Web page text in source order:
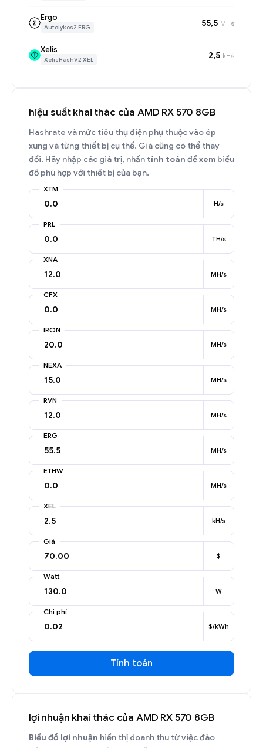
Ergo
Autolykos2 ERG 55,5 MH/s
Xelis
XelisHashV2 XEL 2,5 kH/s
hiệu suất khai thác của AMD RX 570 8GB
Hashrate và mức tiêu thụ điện phụ thuộc vào ép
xung và từng thiết bị cụ thể. Giá cũng có thể thay
đổi. Hãy nhập các giá trị, nhấn tính toán để xem biểu
đồ phù hợp với thiết bị của bạn.
XTM
H/s
PRL
TH/s
XNA
MH/s
CFX
MH/s
IRON
MH/s
NEXA
MH/s
RVN
MH/s
ERG
MH/s
ETHW
MH/s
XEL
kH/s
Giá
$
Watt
W
Chi phí
$/kWh
Tính toán
lợi nhuận khai thác của AMD RX 570 8GB
Biểu đồ lợi nhuận hiển thị doanh thu từ việc đào